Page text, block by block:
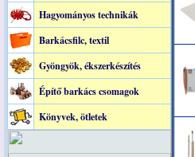
Hagyományos technikák
Barkácsfilc, textil
Gyöngyök, ékszerkészítés
Építő barkács csomagok
Könyvek, ötletek